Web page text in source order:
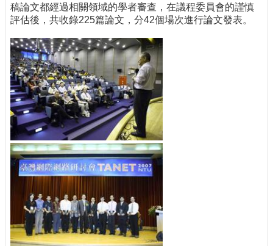
稿論文都經過相關領域的學者審查，在議程委員會的謹慎
評估後，共收錄225篇論文，分42個場次進行論文發表。